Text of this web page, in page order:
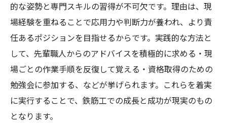
的な姿勢と専門スキルの習得が不可欠です。理由は、現
場経験を重ねることで応用力や判断力が養われ、より責
任あるポジションを目指せるからです。実践的な方法と
して、先輩職人からのアドバイスを積極的に求める・現
場ごとの作業手順を反復して覚える・資格取得のための
勉強会に参加する、などが挙げられます。これらを着実
に実行することで、鉄筋工での成長と成功が現実のもの
となります。